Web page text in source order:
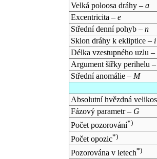
Velká poloosa dráhy – a
Excentricita – e
Střední denní pohyb – n
Sklon dráhy k ekliptice – i
Délka vzestupného uzlu –
Argument šířky perihelu
Střední anomálie – M
Absolutní hvězdná
Fázový parametr – G
Počet pozorování*)
Počet opozic*)
Pozorována v letech*)